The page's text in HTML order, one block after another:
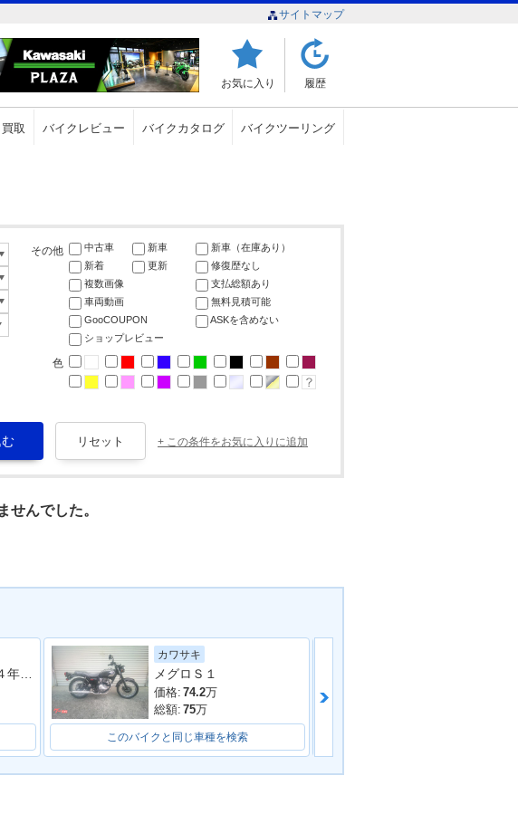
サイトマップ
お気に入り 履歴
取 バイクレビュー バイクカタログ バイクツーリング
その他 中古車 新車
新車（在庫あり）
新着
更新
修復歴なし
複数画像
支払総額あり
車両動画
無料見積可能
GooCOUPON
ASKを含めない
ショップレビュー
色
+ この条件をお気に入りに追加
せんでした。
Ｚ９００ＲＳ ２０２４年モデル 社外フルエキマフラー フェンダーレス ラジエーターカバー タンデムバー シート カスタム多数
カワサキ
メグロＳ１
価格: 74.2万
総額: 75万
このバイクと同じ車種を検索